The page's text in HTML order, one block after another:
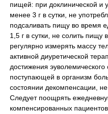
пищей: при доклинической
менее 3 г в сутки, не
подсаливать пищу во
1,5 г в сутки, не солить пищу
регулярно измерять массу
активной диуретической
достижения
поступающей в организм
состоянии декомпенсации,
Следует поощрять
компенсированных